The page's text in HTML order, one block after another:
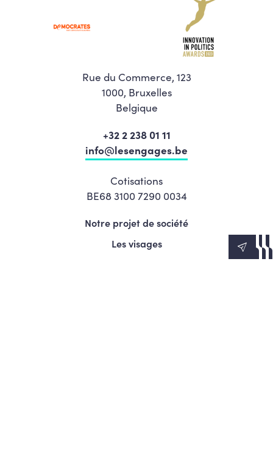
Rue du Commerce, 123
1000, Bruxelles
Belgique
+32 2 238 01 11
info@lesengages.be
Cotisations
BE68 3100 7290 0034
Notre projet de société
Les visages